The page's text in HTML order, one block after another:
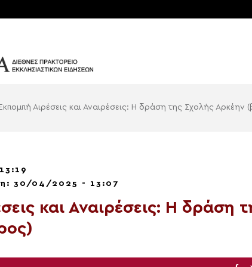
Εκπομπή Αιρέσεις και Αναιρέσεις: Η δράση της Σχολής Αρκέην
30/04/2025 - 13:07
και Αναιρέσεις: Η δράση